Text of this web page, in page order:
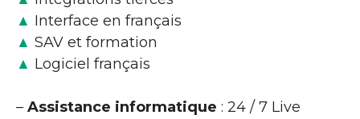
▲ Interface en français
▲ SAV et formation
▲ Logiciel français
– Assistance informatique : 24 / 7 Live